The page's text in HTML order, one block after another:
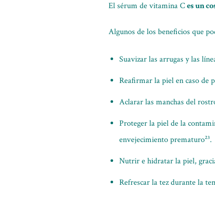
El sérum de vitamina Ces un
Algunos de los beneficios que
Suavizar las arrugas y las
Reafirmar la piel en caso de
Aclarar las manchas del
Proteger la piel de la
envejecimiento prematuro²³.
Nutrir e hidratar la piel,
Refrescar la tez durante la